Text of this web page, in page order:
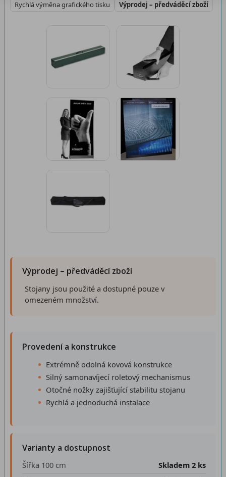
Rychlá výměna grafického tisku
Výprodej – předváděcí zboží
Výprodej – předváděcí zboží
Stojany jsou použité a dostupné pouze v
omezeném množství.
Provedení a konstrukce
Extrémně odolná kovová konstrukce
Silný samonavíjecí roletový mechanismus
Otočné nožky zajišťující stabilitu stojanu
Rychlá a jednoduchá instalace
Varianty a dostupnost
Šířka 100 cm
Skladem 2 ks